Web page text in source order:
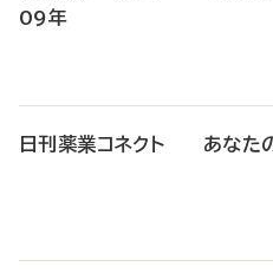
09年
日刊薬業コネクト あなた